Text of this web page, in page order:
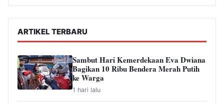
ARTIKEL TERBARU
Sambut Hari Kemerdekaan Eva Dwiana
Bagikan 10 Ribu Bendera Merah Putih
ke Warga
1 hari lalu